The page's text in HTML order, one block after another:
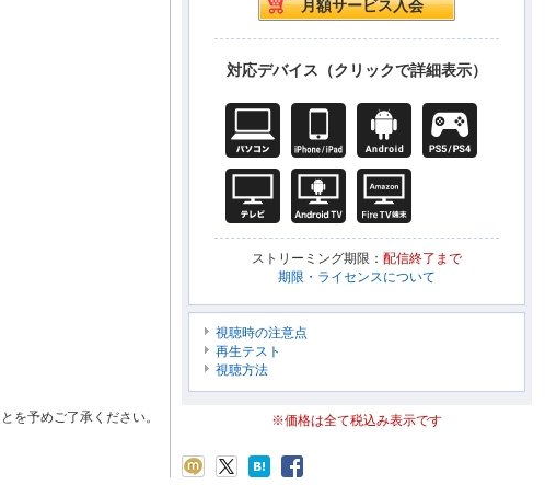
を予めご了承ください。
対応デバイス（クリックで詳細表示）
ストリーミング期限： 配信終了まで
期限・ライセンスについて
視聴時の注意点
再生テスト
視聴方法
※価格は全て税込み表示です